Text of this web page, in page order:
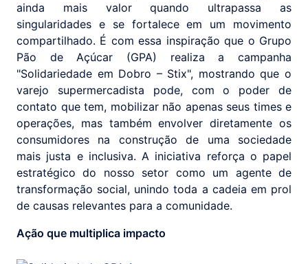
ainda mais valor quando ultrapassa as
singularidades e se fortalece em um movimento
compartilhado. É com essa inspiração que o Grupo
Pão de Açúcar (GPA) realiza a campanha
"Solidariedade em Dobro – Stix", mostrando que o
varejo supermercadista pode, com o poder de
contato que tem, mobilizar não apenas seus times e
operações, mas também envolver diretamente os
consumidores na construção de uma sociedade
mais justa e inclusiva. A iniciativa reforça o papel
estratégico do nosso setor como um agente de
transformação social, unindo toda a cadeia em prol
de causas relevantes para a comunidade.
Ação que multiplica impacto